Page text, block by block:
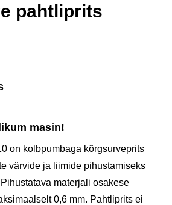
pahtliprits
masin!
on kolbpumbaga kõrgsurveprits
värvide ja liimide pihustamiseks
materjali osakese
0,6 mm. Pahtliprits ei